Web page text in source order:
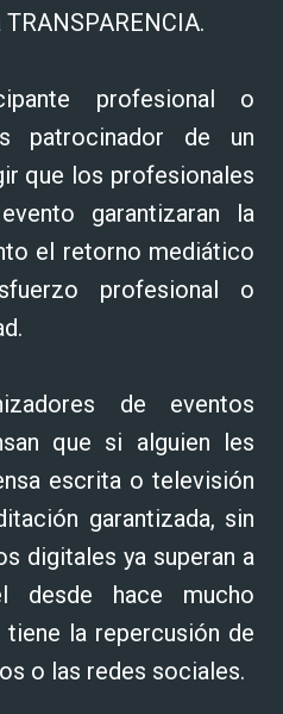
profesional o
patrocinador de un
que los profesionales
garantizaran la
el retorno mediático
profesional o
de eventos
que si alguien les
escrita o televisión
garantizada, sin
digitales ya superan a
desde hace mucho
la repercusión de
o las redes sociales.